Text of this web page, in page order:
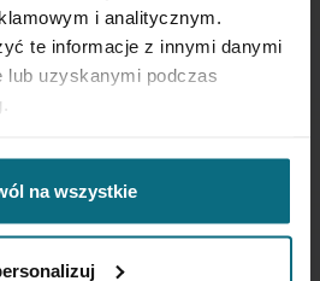
i analitycznym.
te informacje z innymi danymi
lub uzyskanymi podczas
na wszystkie
swoje dane osobowe, wyrażasz zgodę
.